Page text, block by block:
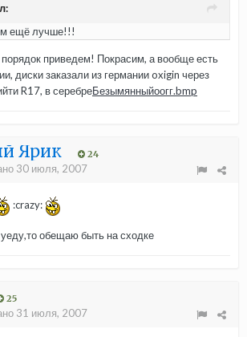
ещё лучше!!!
порядок приведем! Покрасим, а вообще есть
диски заказали из германии oxigin через
R17, в серебреБезымянныйоогг.bmp
Ярик 24
30 июля, 2007
:crazy:
обещаю быть на сходке
25
31 июля, 2007